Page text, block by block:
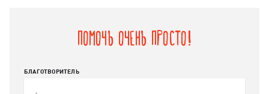
Помочь очень просто!
БЛАГОТВОРИТЕЛЬ